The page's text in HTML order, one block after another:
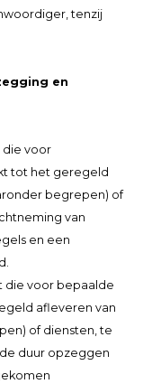
tenzij
en
die voor
tot het geregeld
begrepen) of
van
en een
die voor bepaalde
afleveren van
of diensten, te
duur opzeggen